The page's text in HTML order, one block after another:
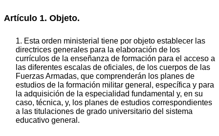
Artículo 1. Objeto.
1. Esta orden ministerial tiene por objeto establecer las
directrices generales para la elaboración de los
currículos de la enseñanza de formación para el acceso a
las diferentes escalas de oficiales, de los cuerpos de las
Fuerzas Armadas, que comprenderán los planes de
estudios de la formación militar general, específica y para
la adquisición de la especialidad fundamental y, en su
caso, técnica, y, los planes de estudios correspondientes
a las titulaciones de grado universitario del sistema
educativo general.